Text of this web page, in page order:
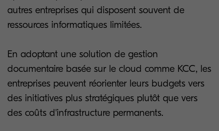
autres entreprises qui disposent souvent de
ressources informatiques limitées.
En adoptant une solution de gestion
documentaire basée sur le cloud comme KCC, les
entreprises peuvent réorienter leurs budgets vers
des initiatives plus stratégiques plutôt que vers
des coûts d'infrastructure permanents.